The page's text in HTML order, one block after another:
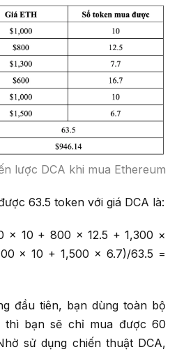
lược DCA khi mua Ethereum
63.5 token với giá DCA là:
× 10 + 800 × 12.5 + 1,300 ×
× 10 + 1,500 × 6.7)/63.5 =
đầu tiên, bạn dùng toàn bộ
thì bạn sẽ chỉ mua được 60
sử dụng chiến thuật DCA,